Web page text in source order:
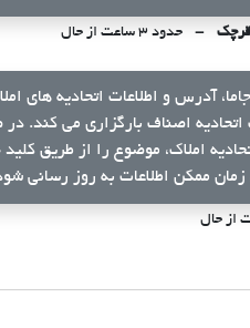
قرچک حدود ۳ ساعت از حال
جاما، آدرس و اطلاعات اتحادیه های
اتحادیه اصناف بارگزاری می کند.
املاک، موضوع را از طریق کلید
زمان ممکن اطلاعات به روز رسانی